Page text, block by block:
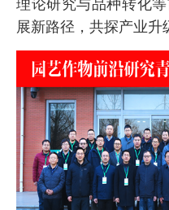
展新路径，共探产业升